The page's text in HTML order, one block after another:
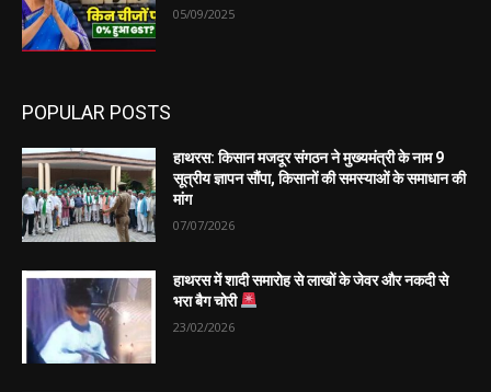
05/09/2025
POPULAR POSTS
हाथरस: किसान मजदूर संगठन ने मुख्यमंत्री के नाम 9
सूत्रीय ज्ञापन सौंपा, किसानों की समस्याओं के समाधान की
मांग
07/07/2026
हाथरस में शादी समारोह से लाखों के जेवर और नकदी से
भरा बैग चोरी
23/02/2026